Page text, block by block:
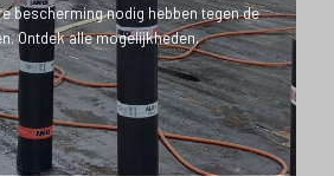
bescherming nodig hebben tegen de
Ontdek alle mogelijkheden.